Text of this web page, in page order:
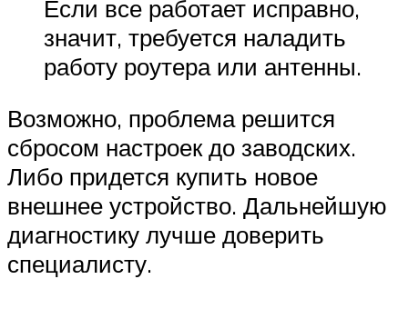
Если все работает исправно,
значит, требуется наладить
работу роутера или антенны.
Возможно, проблема решится
сбросом настроек до заводских.
Либо придется купить новое
внешнее устройство. Дальнейшую
диагностику лучше доверить
специалисту.